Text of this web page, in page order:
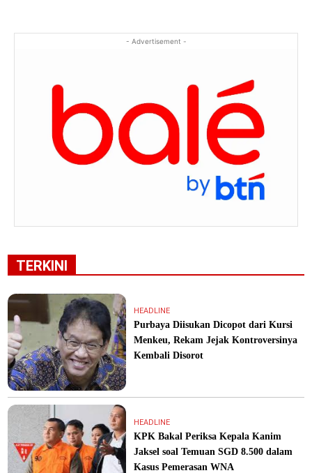
- Advertisement -
TERKINI
HEADLINE
Purbaya Diisukan Dicopot dari Kursi
Menkeu, Rekam Jejak Kontroversinya
Kembali Disorot
HEADLINE
KPK Bakal Periksa Kepala Kanim
Jaksel soal Temuan SGD 8.500 dalam
Kasus Pemerasan WNA